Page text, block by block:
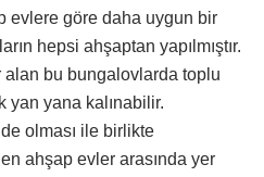
evlere göre daha uygun bir
hepsi ahşaptan yapılmıştır.
alan bu bungalovlarda toplu
yan yana kalınabilir.
olması ile birlikte
ahşap evler arasında yer